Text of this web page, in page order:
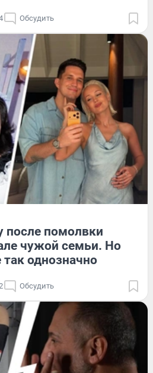
Обсудить
после помолвки
чужой семьи. Но
так однозначно
Обсудить